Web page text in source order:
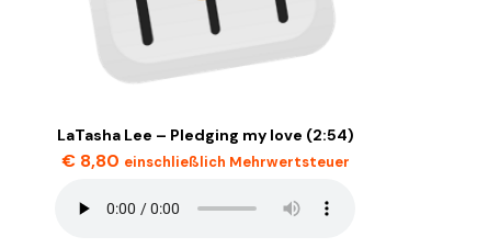
LaTasha Lee – Pledging my love (2:54)
€8,80 einschließlich Mehrwertsteuer